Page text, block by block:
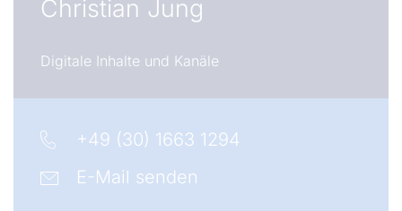
Christian Jung
Digitale Inhalte und Kanäle
+49 (30) 1663 1294
E-Mail senden